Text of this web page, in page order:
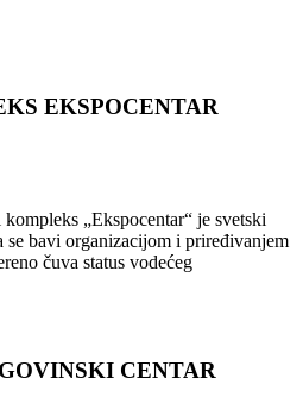
EKSPOCENTAR
„Ekspocentar“ je svetski
se bavi organizacijom i priređivanjem
čuva status vodećeg
CENTAR